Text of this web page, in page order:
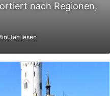
nach Regionen,
lesen